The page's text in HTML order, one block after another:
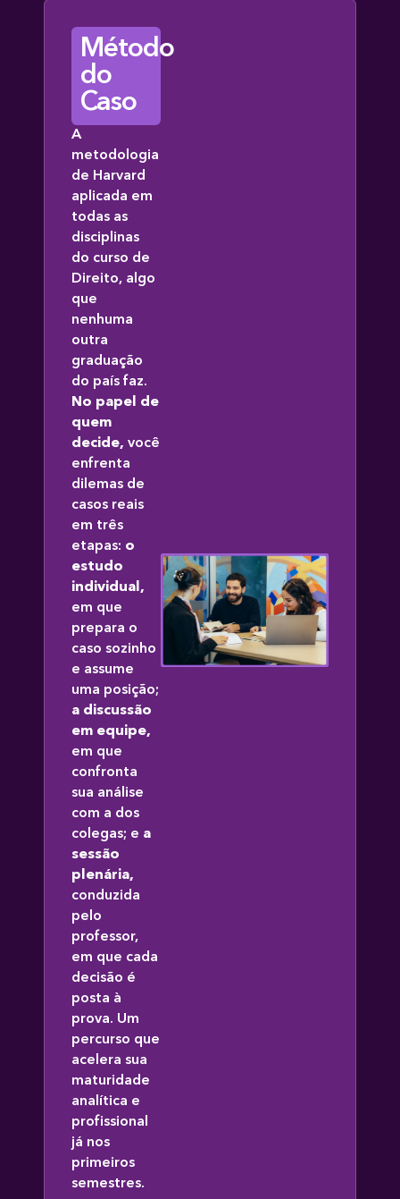
Método
do
Caso
A
metodologia
de Harvard
aplicada em
todas as
disciplinas
do curso de
Direito, algo
que
nenhuma
outra
graduação
do país faz.
No papel de
quem
decide, você
enfrenta
dilemas de
casos reais
em três
etapas: o
estudo
individual,
em que
prepara o
caso sozinho
e assume
uma posição;
a discussão
em equipe,
em que
confronta
sua análise
com a dos
colegas; e a
sessão
plenária,
conduzida
pelo
professor,
em que cada
decisão é
posta à
prova. Um
percurso que
acelera sua
maturidade
analítica e
profissional
já nos
primeiros
semestres.